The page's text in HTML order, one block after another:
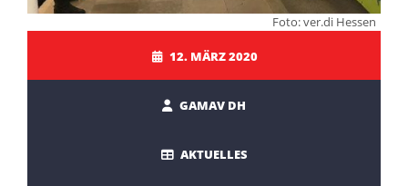
Foto: ver.di Hessen
12. MÄRZ 2020
GAMAV DH
AKTUELLES